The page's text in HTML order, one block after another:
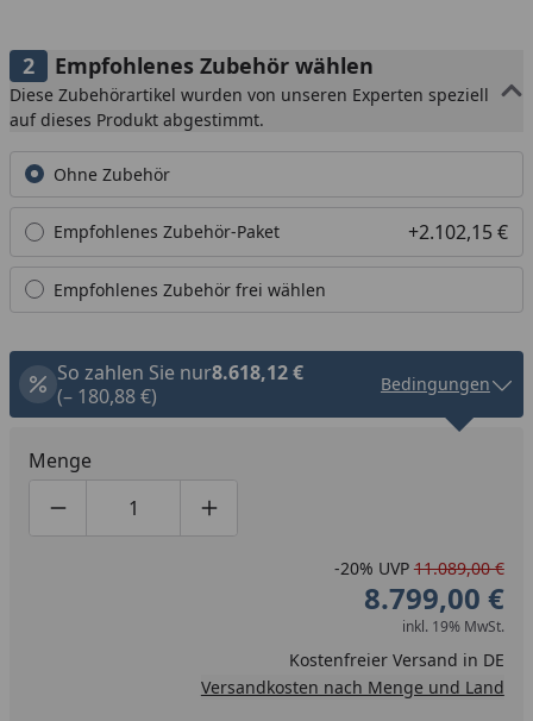
Empfohlenes Zubehör wählen
Diese Zubehörartikel wurden von unseren Experten speziell
auf dieses Produkt abgestimmt.
Ohne Zubehör
Empfohlenes Zubehör-Paket +2.102,15 €
Empfohlenes Zubehör frei wählen
So zahlen Sie nur8.618,12 €
(– 180,88 €)
Bedingungen
Menge
Produktmenge um eins verringern
Produktmenge manuell eingeben
Produktmenge um eins erhöhen
-20% UVP 11.089,00 €
8.799,00 €
inkl. 19% MwSt.
Kostenfreier Versand in DE
Versandkosten nach Menge und Land